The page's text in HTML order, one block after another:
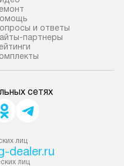
и ответы
партнеры
сетях
лиц
dealer.ru
лиц